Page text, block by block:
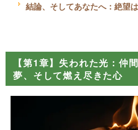
結論、そしてあなたへ：絶望
【第1章】失われた光：仲
夢、そして燃え尽きた心